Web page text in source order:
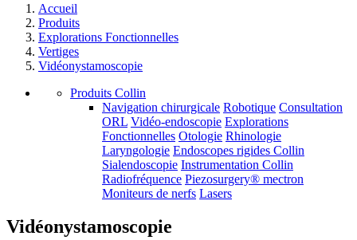
Accueil
Produits
Explorations Fonctionnelles
Vertiges
Vidéonystamoscopie
Produits Collin
Navigation chirurgicale Robotique Consultation
ORL Vidéo-endoscopie Explorations
Fonctionnelles Otologie Rhinologie
Laryngologie Endoscopes rigides Collin
Sialendoscopie Instrumentation Collin
Radiofréquence Piezosurgery® mectron
Moniteurs de nerfs Lasers
Vidéonystamoscopie